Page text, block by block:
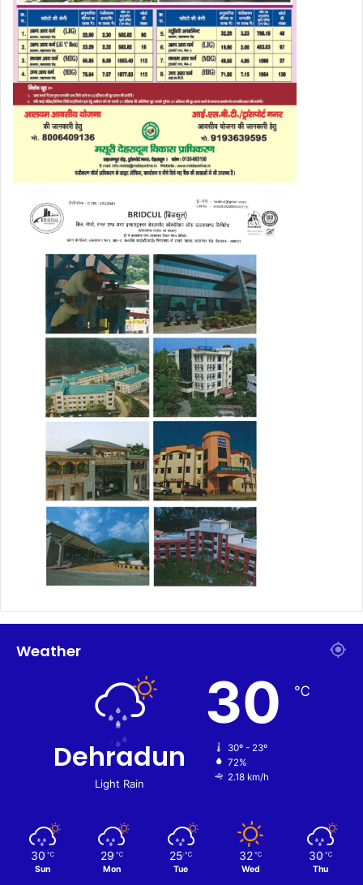
Weather
Dehradun
Light Rain
30 ℃
30º - 23º
72%
2.18 km/h
30 ℃
Sun
29 ℃
Mon
25 ℃
Tue
32 ℃
Wed
30 ℃
Thu